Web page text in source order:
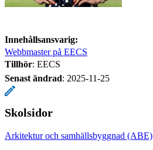
Innehållsansvarig:
Webbmaster på EECS
Tillhör: EECS
Senast ändrad: 2025-11-25
Skolsidor
Arkitektur och samhällsbyggnad (ABE)